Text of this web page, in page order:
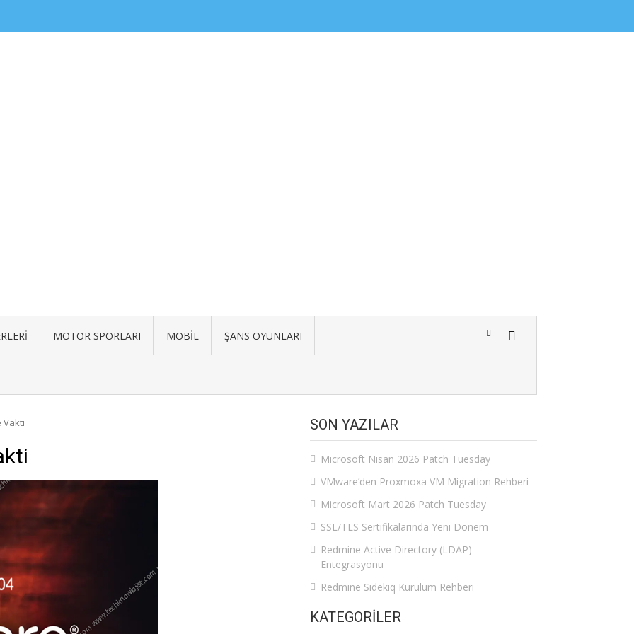
MOTOR SPORLARI MOBIL ŞANS OYUNLARI
Vakti SON YAZILAR
Microsoft Nisan 2026 Patch Tuesday
VMware’den Proxmoxa VM Migration Rehberi
Microsoft Mart 2026 Patch Tuesday
SSL/TLS Sertifikalarında Yeni Dönem
Redmine Active Directory (LDAP)
Entegrasyonu
Redmine Sidekiq Kurulum Rehberi
KATEGORILER